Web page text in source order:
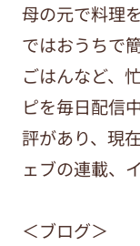
母の元で料理
ではおうちで
ごはんなど、
ピを毎日配信
評があり、現
ェブの連載、
＜ブログ＞